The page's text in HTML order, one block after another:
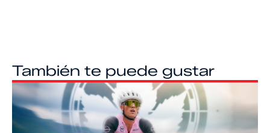
También te puede gustar